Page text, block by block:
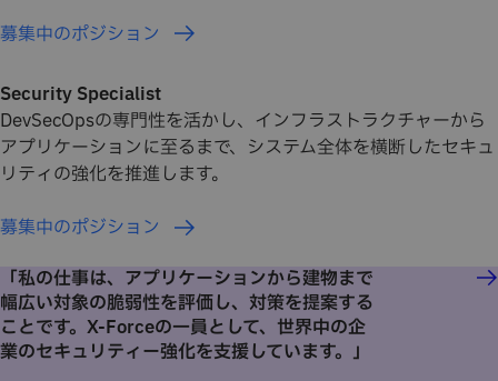
募集中のポジション
Security Specialist
DevSecOpsの専門性を活かし、インフラストラクチャーから
アプリケーションに至るまで、システム全体を横断したセキュ
リティの強化を推進します。
募集中のポジション
「私の仕事は、アプリケーションから建物まで
幅広い対象の脆弱性を評価し、対策を提案する
ことです。X-Forceの一員として、世界中の企
業のセキュリティー強化を支援しています。」